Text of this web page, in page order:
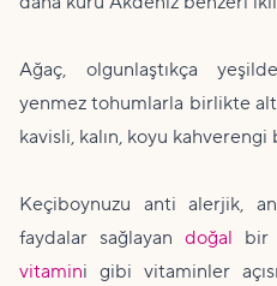
Ağaç, olgunlaştıkça
yenmez tohumlarla birlikte
kavisli, kalın, koyu
Keçiboynuzu anti alerjik,
faydalar sağlayandoğal bir
vitamini gibi vitaminler